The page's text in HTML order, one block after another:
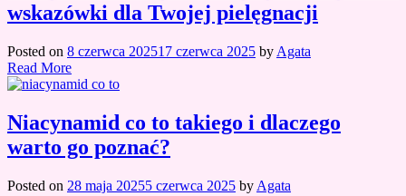
wskazówki dla Twojej pielęgnacji
Posted on 8 czerwca 202517 czerwca 2025 by Agata
Read More
Niacynamid co to takiego i dlaczego
warto go poznać?
Posted on 28 maja 20255 czerwca 2025 by Agata